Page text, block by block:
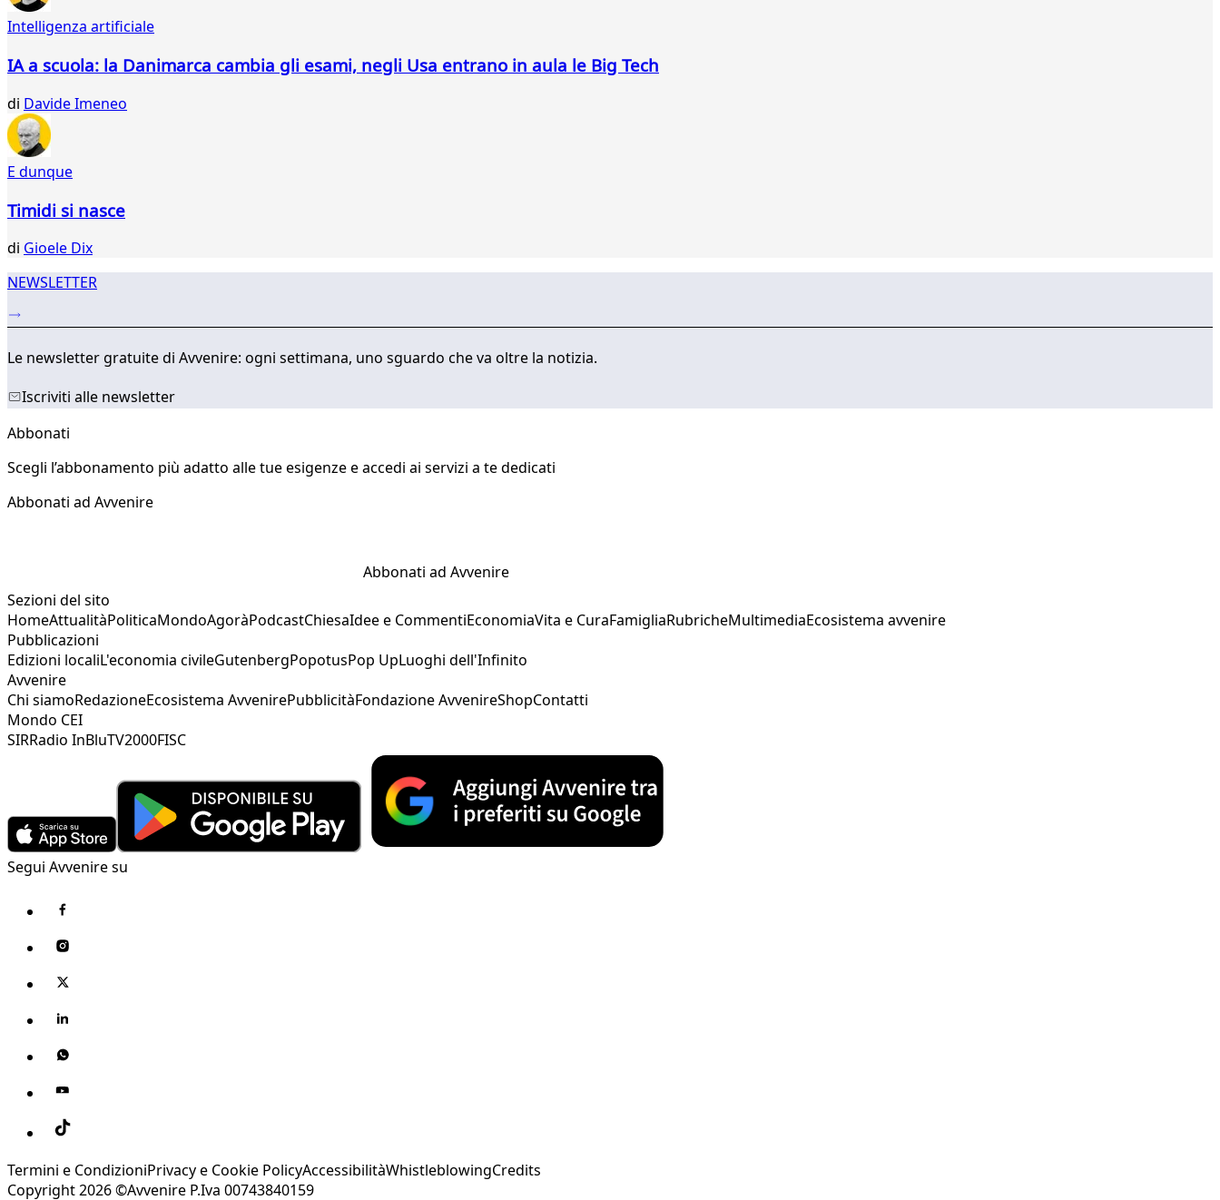
...
Intelligenza artificiale
IA a scuola: la Danimarca cambia gli esami, negli Usa entrano in aula le Big Tech
di Davide Imeneo
E dunque
Timidi si nasce
di Gioele Dix
NEWSLETTER
Le newsletter gratuite di Avvenire: ogni settimana, uno sguardo che va oltre la notizia.
Iscriviti alle newsletter
Abbonati
Scegli l’abbonamento più adatto alle tue esigenze e accedi ai servizi a te dedicati
Abbonati ad Avvenire
Abbonati ad Avvenire
Sezioni del sito
HomeAttualitàPoliticaMondoAgoràPodcastChiesaIdee e CommentiEconomiaVita e CuraFamigliaRubricheMultimediaEcosistema avvenire
Pubblicazioni
Edizioni localiL'economia civileGutenbergPopotusPop UpLuoghi dell'Infinito
Avvenire
Chi siamoRedazioneEcosistema AvvenirePubblicitàFondazione AvvenireShopContatti
Mondo CEI
SIRRadio InBluTV2000FISC
Segui Avvenire su
Termini e CondizioniPrivacy e Cookie PolicyAccessibilitàWhistleblowingCredits
Copyright 2026 ©Avvenire P.Iva 00743840159